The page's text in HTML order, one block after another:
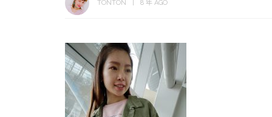
TONTON 8 年 AGO